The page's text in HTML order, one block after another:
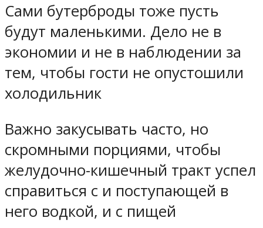
Сами бутерброды тоже пусть
будут маленькими. Дело не в
экономии и не в наблюдении за
тем, чтобы гости не опустошили
холодильник
Важно закусывать часто, но
скромными порциями, чтобы
желудочно-кишечный тракт успел
справиться с и поступающей в
него водкой, и с пищей